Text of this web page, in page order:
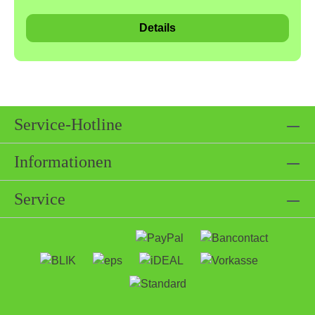
knusprige Textur und einen unvergleichlichen
Geschmack sorgen. Einer der Höhepunkte dieser
(enthält Gluten), Zucker 12%, Farbstoff E160c,
Sonnenblumenöl, Zwiebel, Farbe E120, Erdnussöl,
enthaltenKann Spuren von Senf und Nüssen
enthaltenUnsere Produkte werden bei uns sorgfältig
von Hand abgefüllt. Wir sind sehr darauf bedacht,
dass nur die reinen Produkte in die Verpackungen
gelangen. Bei allen präventiven Maßnahmen und
Erfahrungswerten, kann ein Ausschluss von
Allergenen nicht zu 100% gewährleistet werden.
Eine Kreuzkontamination kann bereits auf dem Feld,
Details
Service-Hotline
Informationen
Service